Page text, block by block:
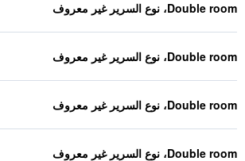
Double room، نوع السرير غير معروف
Double room، نوع السرير غير معروف
Double room، نوع السرير غير معروف
Double room، نوع السرير غير معروف